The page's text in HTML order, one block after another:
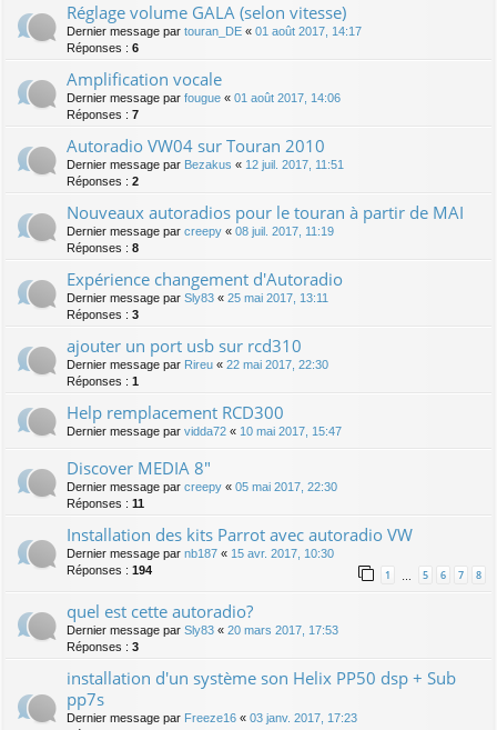
Réglage volume GALA (selon vitesse)
Dernier message par touran_DE « 01 août 2017, 14:17
Réponses : 6
Amplification vocale
Dernier message par fougue « 01 août 2017, 14:06
Réponses : 7
Autoradio VW04 sur Touran 2010
Dernier message par Bezakus « 12 juil. 2017, 11:51
Réponses : 2
Nouveaux autoradios pour le touran à partir de MAI
Dernier message par creepy « 08 juil. 2017, 11:19
Réponses : 8
Expérience changement d'Autoradio
Dernier message par Sly83 « 25 mai 2017, 13:11
Réponses : 3
ajouter un port usb sur rcd310
Dernier message par Rireu « 22 mai 2017, 22:30
Réponses : 1
Help remplacement RCD300
Dernier message par vidda72 « 10 mai 2017, 15:47
Discover MEDIA 8"
Dernier message par creepy « 05 mai 2017, 22:30
Réponses : 11
Installation des kits Parrot avec autoradio VW
Dernier message par nb187 « 15 avr. 2017, 10:30
Réponses : 194 1 … 5 6 7 8
quel est cette autoradio?
Dernier message par Sly83 « 20 mars 2017, 17:53
Réponses : 3
installation d'un système son Helix PP50 dsp + Sub
pp7s
Dernier message par Freeze16 « 03 janv. 2017, 17:23